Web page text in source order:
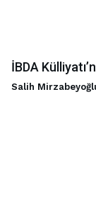
İBDA
Salih